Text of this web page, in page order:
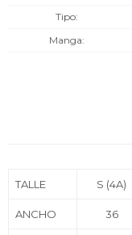
Tipo
Manga
TALLE S (4A)
ANCHO 36